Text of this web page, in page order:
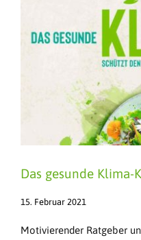
Das gesunde Klima-
15. Februar 2021
Motivierender Ratgeber